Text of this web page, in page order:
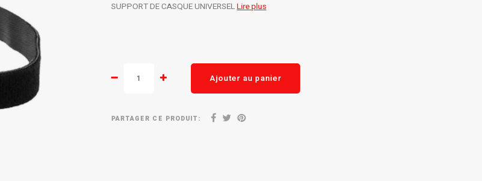
SUPPORT DE CASQUE UNIVERSELLire plus
Ajouter au panier
PARTAGER CE PRODUIT: